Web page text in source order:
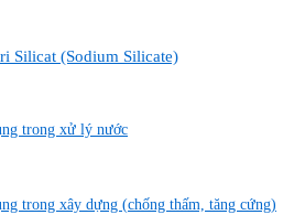
Silicat (Sodium Silicate)
trong xử lý nước
trong xây dựng (chống thấm, tăng cứng)